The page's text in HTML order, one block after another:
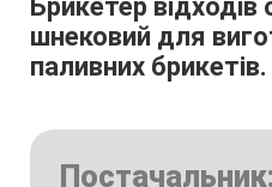
Брикетер відходів
шнековий для
паливних брикетів.
Постачальник: